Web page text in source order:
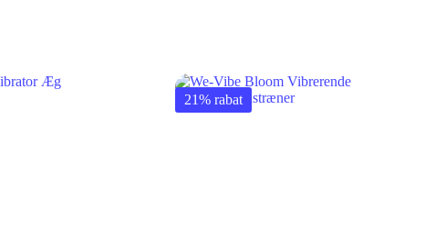
21% rabat